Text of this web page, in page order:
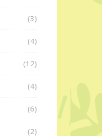
(3)
(4)
(12)
(4)
(6)
(2)